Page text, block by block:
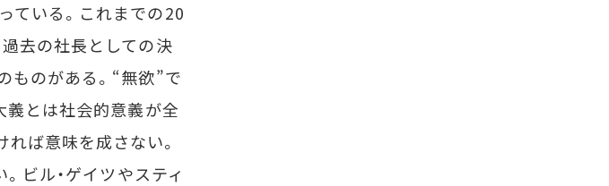
ている。これまでの20
過去の社長としての決
ものがある。“無欲”で
義とは社会的意義が全
ば意味を成さない。
ビル・ゲイツやスティ